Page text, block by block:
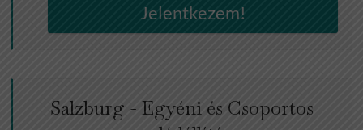
Jelentkezem!
Salzburg - Egyéni és Csoportos